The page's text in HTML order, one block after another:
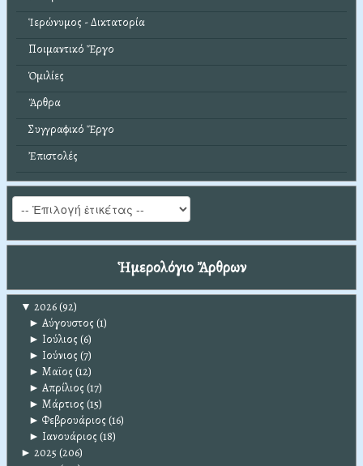
Ἱερώνυμος - Δικτατορία
Ποιμαντικό Ἔργο
Ὁμιλίες
Ἄρθρα
Συγγραφικό Ἔργο
Ἐπιστολές
Ἡμερολόγιο Ἄρθρων
▼ 2026(92)
► Αύγουστος (1)
► Ιούλιος (6)
► Ιούνιος (7)
► Μαϊος (12)
► Απρίλιος (17)
► Μάρτιος (15)
► Φεβρουάριος (16)
► Ιανουάριος (18)
► 2025 (206)